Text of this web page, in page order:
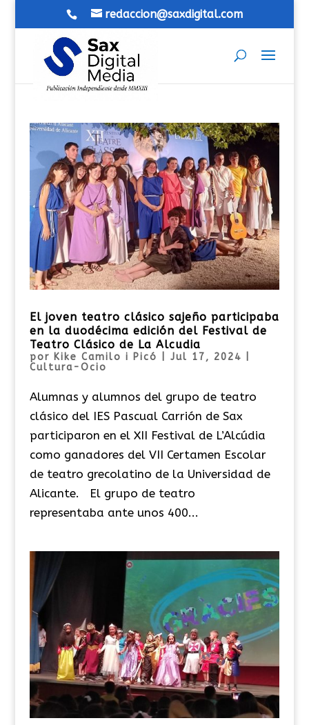
redaccion@saxdigital.com
El joven teatro clásico sajeño participaba
en la duodécima edición del Festival de
Teatro Clásico de La Alcudia
por Kike Camilo i Picó Jul 17, 2024
Cultura-Ocio
Alumnas y alumnos del grupo de teatro
clásico del IES Pascual Carrión de Sax
participaron en el XII Festival de L’Alcúdia
como ganadores del VII Certamen Escolar
de teatro grecolatino de la Universidad de
Alicante. El grupo de teatro
representaba ante unos 400...